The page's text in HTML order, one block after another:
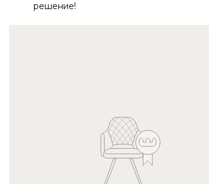
решение!